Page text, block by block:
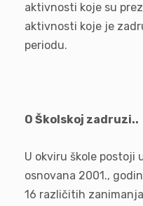
aktivnosti koje su
aktivnosti koje je
periodu.
O Školskoj zadruzi..
U okviru škole postoji
osnovana 2001.,
16 različitih